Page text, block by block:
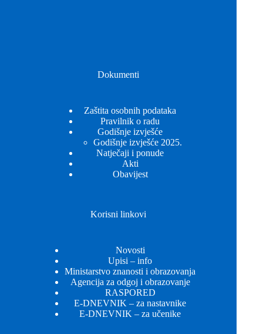
Dokumenti
Zaštita osobnih podataka
Pravilnik o radu
Godišnje izvješće
Godišnje izvješće 2025.
Natječaji i ponude
Akti
Obavijest
Korisni linkovi
Novosti
Upisi – info
Ministarstvo znanosti i obrazovanja
Agencija za odgoj i obrazovanje
RASPORED
E-DNEVNIK – za nastavnike
E-DNEVNIK – za učenike